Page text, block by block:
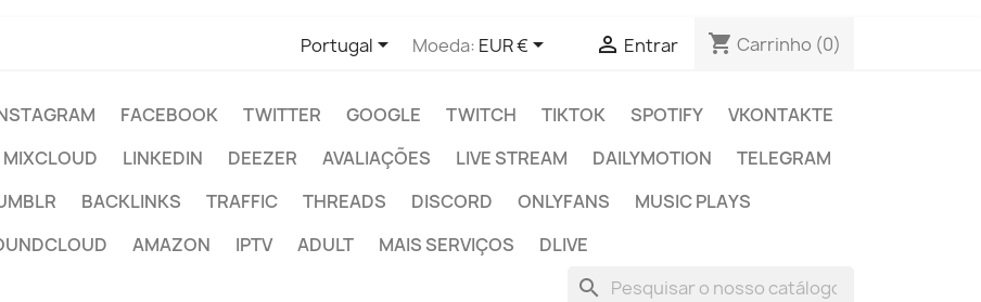
Portugal Moeda: EUR €  Entrar shopping_cart Carrinho (0)
FACEBOOK TWITTER GOOGLE TWITCH TIKTOK SPOTIFY
VKONTAKTE
MIXCLOUD LINKEDIN DEEZER AVALIAÇÕES LIVE STREAM DAILYMOTION
TELEGRAM
BACKLINKS TRAFFIC THREADS DISCORD ONLYFANS
MUSIC PLAYS
AMAZON IPTV ADULT MAIS SERVIÇOS DLIVE
search